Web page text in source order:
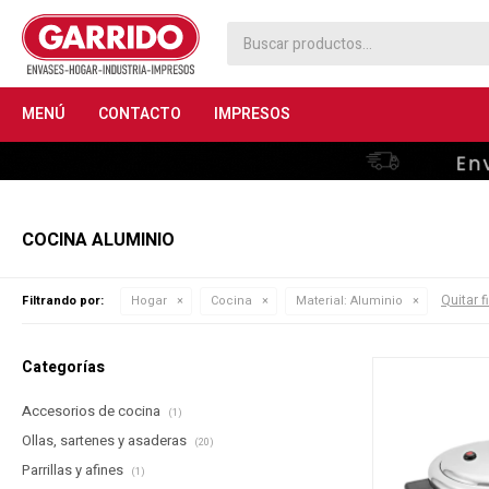
MENÚ CONTACTO IMPRESOS
COCINA ALUMINIO
Filtrando por: Hogar Cocina Material: Aluminio Quitar
Categorías
Accesorios de cocina (1)
Ollas, sartenes y asaderas (20)
Parrillas y afines (1)